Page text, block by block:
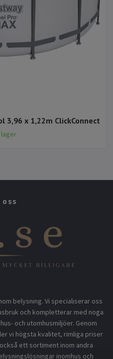
3,96 x 1,22m ClickConnect
oss
belysning. Vi specialiserar oss
och kompletterar med noga
och utomhusmiljöer. Genom
vi högsta kvalitet, rimliga priser
ett sortiment inom andra
inomhus och